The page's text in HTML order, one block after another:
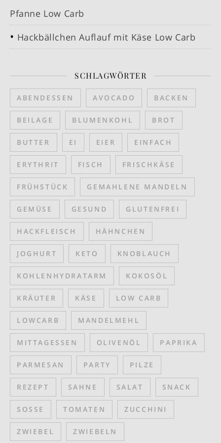
Pfanne Low Carb
Hackbällchen Auflauf mit Käse Low Carb
SCHLAGWÖRTER
ABENDESSEN AVOCADO BACKEN
BEILAGE BLUMENKOHL BROT
BUTTER EI EIER EINFACH
ERYTHRIT FISCH FRISCHKÄSE
FRÜHSTÜCK GEMAHLENE MANDELN
GEMÜSE GESUND GLUTENFREI
HACKFLEISCH HÄHNCHEN
JOGHURT KETO KNOBLAUCH
KOHLENHYDRATARM KOKOSÖL
KRÄUTER KÄSE LOW CARB
LOWCARB MANDELMEHL
MITTAGESSEN OLIVENÖL PAPRIKA
PARMESAN PARTY PILZE
REZEPT SAHNE SALAT SNACK
SOSSE TOMATEN ZUCCHINI
ZWIEBEL ZWIEBELN